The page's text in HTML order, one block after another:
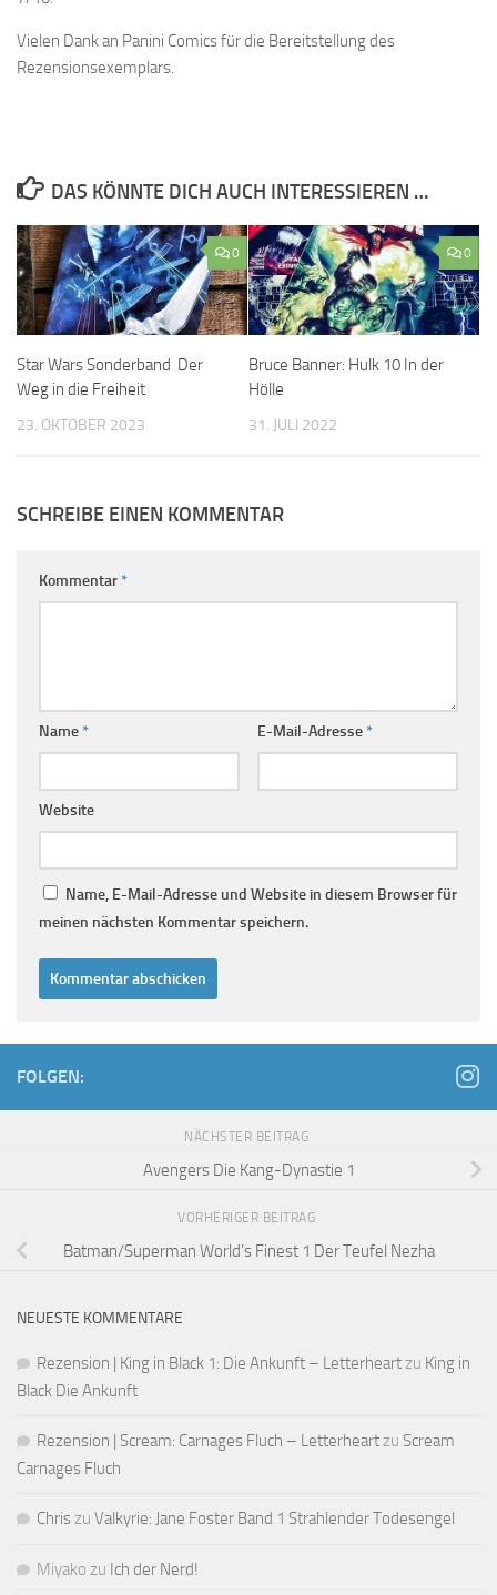
Vielen Dank an Panini Comics für die Bereitstellung des
Rezensionsexemplars.
DAS KÖNNTE DICH AUCH INTERESSIEREN …
0
Star Wars Sonderband Der
Weg in die Freiheit
23. OKTOBER 2023
0
Bruce Banner: Hulk 10 In der
Hölle
31. JULI 2022
SCHREIBE EINEN KOMMENTAR
Kommentar*
Name* E-Mail-Adresse*
Website
Name, E-Mail-Adresse und Website in diesem Browser für
meinen nächsten Kommentar speichern.
FOLGEN:
NÄCHSTER BEITRAG
Avengers Die Kang-Dynastie 1
VORHERIGER BEITRAG
Batman/Superman World’s Finest 1 Der Teufel Nezha
NEUESTE KOMMENTARE
Rezension | King in Black 1: Die Ankunft – Letterheartzu King in
Black Die Ankunft
Rezension | Scream: Carnages Fluch – Letterheartzu Scream
Carnages Fluch
Chriszu Valkyrie: Jane Foster Band 1 Strahlender Todesengel
Miyako zu Ich der Nerd!